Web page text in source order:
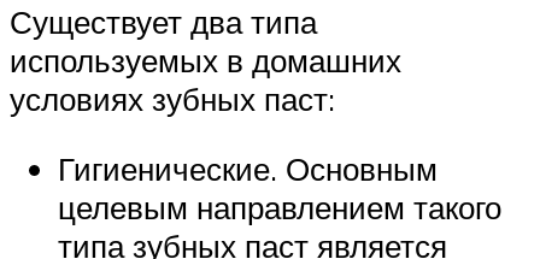
Существует два типа
используемых в домашних
условиях зубных паст:
Гигиенические. Основным
целевым направлением такого
типа зубных паст является